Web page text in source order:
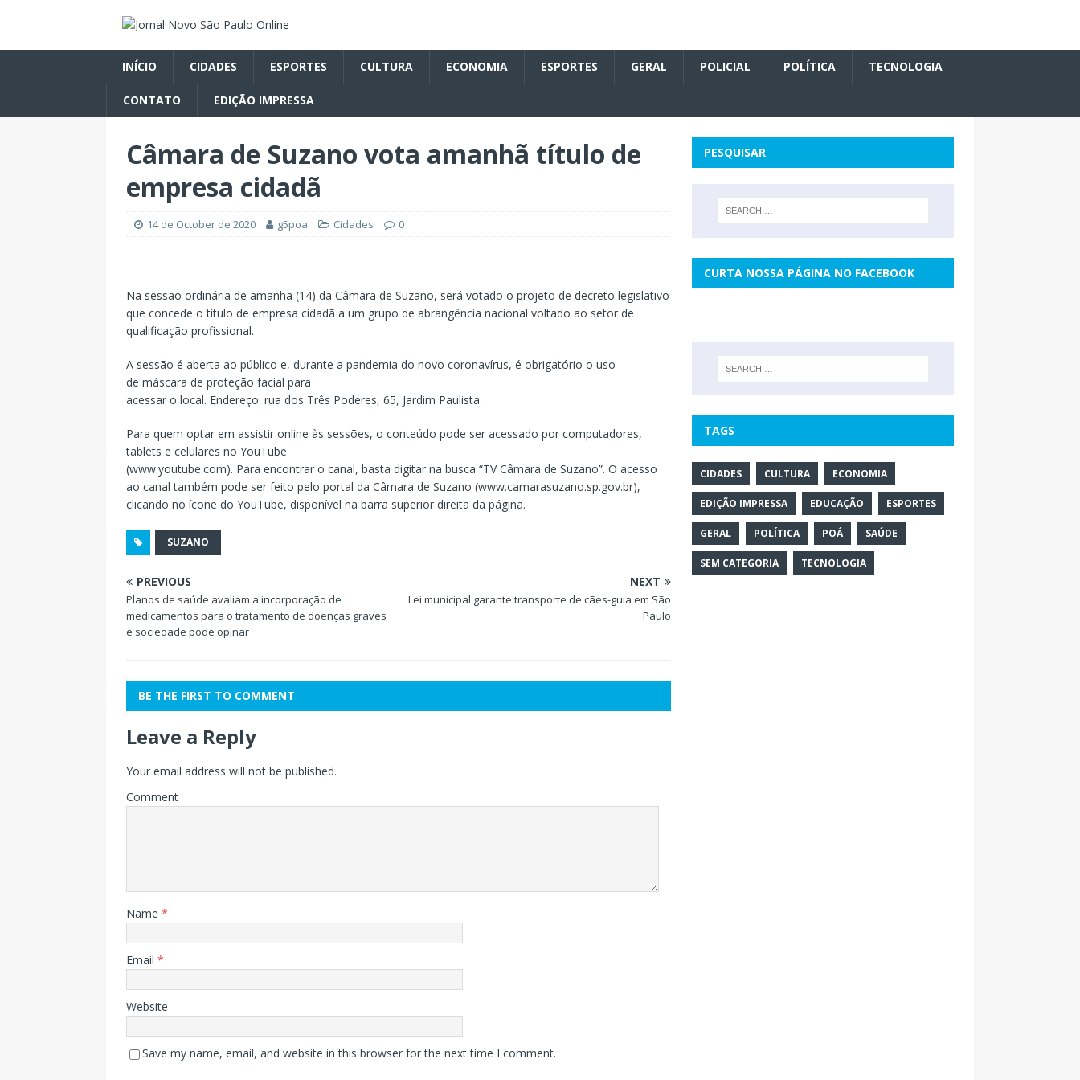
INÍCIO CIDADES ESPORTES CULTURA ECONOMIA ESPORTES GERAL POLICIAL POLÍTICA TECNOLOGIA
CONTATO EDIÇÃO IMPRESSA
Câmara de Suzano vota amanhã título de
empresa cidadã
14 de October de 2020 g5poa Cidades 0
Na sessão ordinária de amanhã (14) da Câmara de Suzano, será votado o projeto de decreto legislativo
que concede o título de empresa cidadã a um grupo de abrangência nacional voltado ao setor de
qualificação profissional.
A sessão é aberta ao público e, durante a pandemia do novo coronavírus, é obrigatório o uso
de máscara de proteção facial para
acessar o local. Endereço: rua dos Três Poderes, 65, Jardim Paulista.
Para quem optar em assistir online às sessões, o conteúdo pode ser acessado por computadores,
tablets e celulares no YouTube
(www.youtube.com). Para encontrar o canal, basta digitar na busca “TV Câmara de Suzano”. O acesso
ao canal também pode ser feito pelo portal da Câmara de Suzano (www.camarasuzano.sp.gov.br),
clicando no ícone do YouTube, disponível na barra superior direita da página.
SUZANO
PREVIOUS
Planos de saúde avaliam a incorporação de
medicamentos para o tratamento de doenças graves
e sociedade pode opinar
NEXT
Lei municipal garante transporte de cães-guia em São
Paulo
BE THE FIRST TO COMMENT
Leave a Reply
Your email address will not be published.
Comment
Name *
Email *
Website
Save my name, email, and website in this browser for the next time I comment.
PESQUISAR
CURTA NOSSA PÁGINA NO FACEBOOK
TAGS
CIDADES CULTURA ECONOMIA
EDIÇÃO IMPRESSA EDUCAÇÃO ESPORTES
GERAL POLÍTICA POÁ SAÚDE
SEM CATEGORIA TECNOLOGIA